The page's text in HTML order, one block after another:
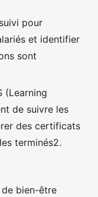
pour
et identifier
sont
(Learning
de suivre les
des certificats
terminés2.
bien-être